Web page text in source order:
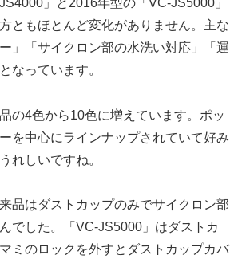
ともほとんど変化がありません。主な
」「サイクロン部の水洗い対応」「運
なっています。
の4色から10色に増えています。ポッ
を中心にラインナップされていて好み
れしいですね。
品はダストカップのみでサイクロン部
でした。「VC-JS5000」はダストカ
ミのロックを外すとダストカップカバ